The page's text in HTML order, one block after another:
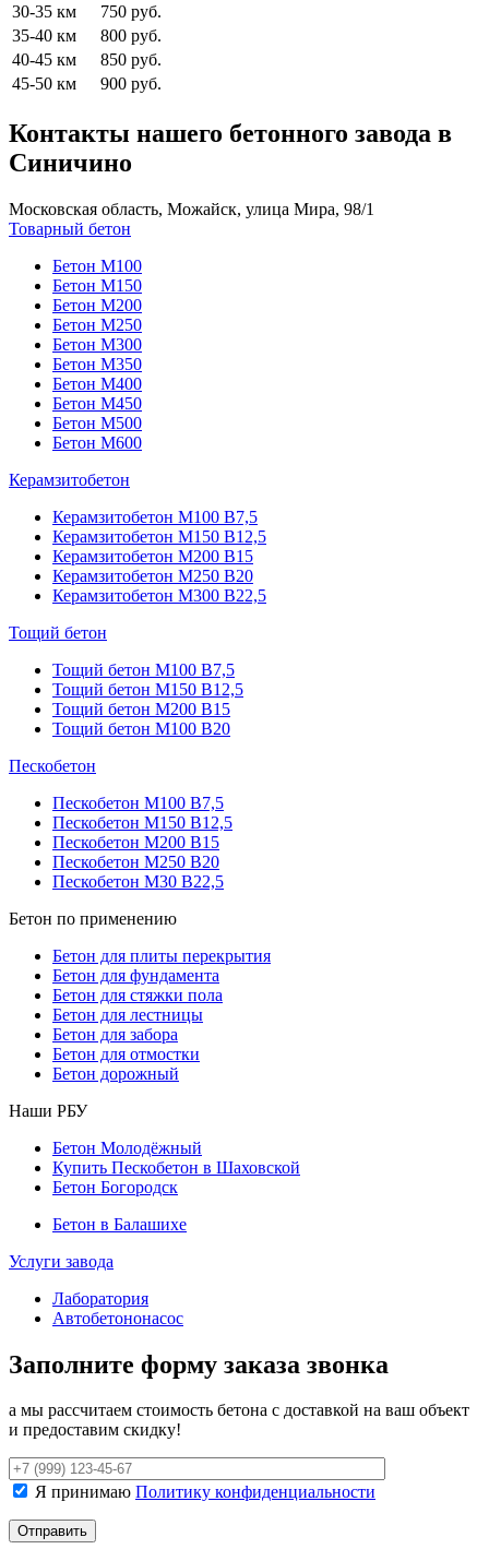
30-35 км
750 руб.
35-40 км
800 руб.
40-45 км
850 руб.
45-50 км
900 руб.
Контакты нашего бетонного завода в
Синичино
Московская область, Можайск, улица Мира, 98/1
Товарный бетон
Бетон М100
Бетон М150
Бетон М200
Бетон М250
Бетон М300
Бетон М350
Бетон М400
Бетон М450
Бетон М500
Бетон М600
Керамзитобетон
Керамзитобетон М100 В7,5
Керамзитобетон М150 В12,5
Керамзитобетон М200 В15
Керамзитобетон М250 В20
Керамзитобетон М300 В22,5
Тощий бетон
Тощий бетон М100 В7,5
Тощий бетон М150 В12,5
Тощий бетон М200 В15
Тощий бетон М100 В20
Пескобетон
Пескобетон М100 В7,5
Пескобетон М150 В12,5
Пескобетон М200 В15
Пескобетон М250 В20
Пескобетон М30 В22,5
Бетон по применению
Бетон для плиты перекрытия
Бетон для фундамента
Бетон для стяжки пола
Бетон для лестницы
Бетон для забора
Бетон для отмостки
Бетон дорожный
Наши РБУ
Бетон Молодёжный
Купить Пескобетон в Шаховской
Бетон Богородск
Бетон в Балашихе
Услуги завода
Лаборатория
Автобетононасос
Заполните форму заказа звонка
а мы рассчитаем стоимость бетона с доставкой на ваш объект
и предоставим скидку!
Я принимаю Политику конфиденциальности